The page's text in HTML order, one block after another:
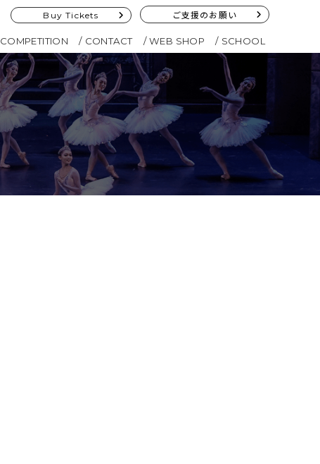
Buy Tickets ご支援のお願い
COMPETITION CONTACT WEB SHOP SCHOOL